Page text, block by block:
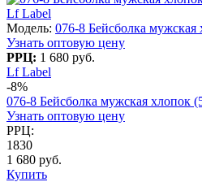
Lf Label
Модель: 076-8 Бейсболка мужская
Узнать оптовую цену
РРЦ: 1 680 руб.
Lf Label
-8%
076-8 Бейсболка мужская хлопок
Узнать оптовую цену
РРЦ:
1830
1 680 руб.
Купить